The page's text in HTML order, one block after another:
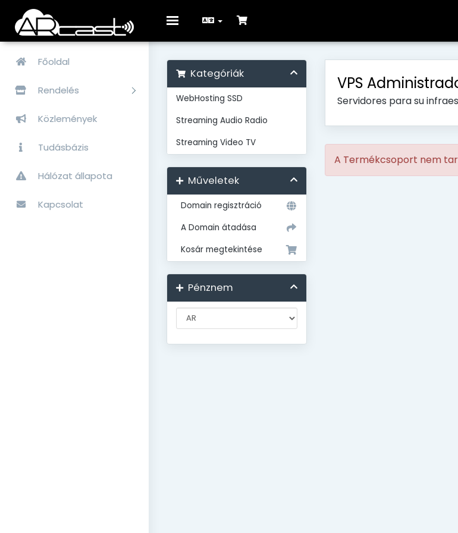
Toggle
Főoldal
Rendelés
Közlemények
Tudásbázis
Hálózat állapota
Kapcsolat
VPS
Servidores para su
A Termékcsoport nem
Kategóriák
WebHosting SSD
Streaming Audio Radio
Streaming Video TV
Műveletek
Domain regisztráció
A Domain átadása
Kosár megtekintése
Pénznem